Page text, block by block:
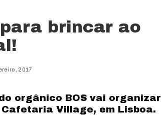
brincar ao
2017
orgânico BOS vai organizar
Village, em Lisboa.